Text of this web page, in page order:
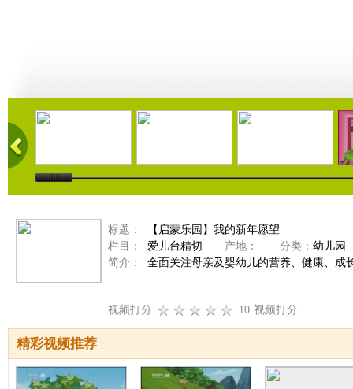
21:58 01:43 02:58
标题：
【启蒙乐园】我的新年愿望
栏目：
爱儿台精切 产地： 分类： 幼儿园
简介：
全面关注母亲及婴幼儿的营养、健康、成
视频打分 10 视频打分
精彩视频推荐